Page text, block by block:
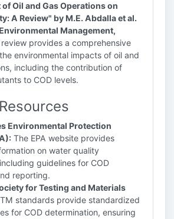
Oil and Gas Operations on
A Review" by M.E. Abdalla et al.
Management,
provides a comprehensive
environmental impacts of oil and
including the contribution of
to COD levels.
Environmental Protection
The EPA website provides
on water quality
guidelines for COD
reporting.
for Testing and Materials
standards provide standardized
for COD determination, ensuring